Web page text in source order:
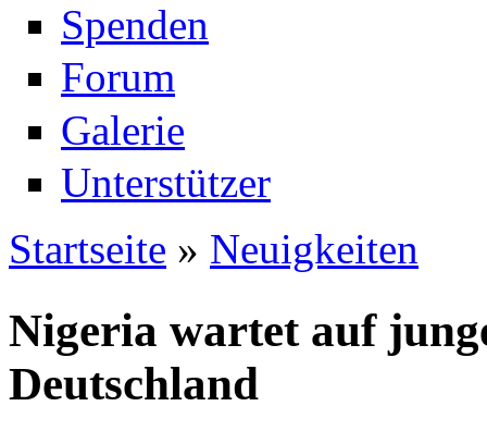
Spenden
Forum
Galerie
Unterstützer
Sie sind hier
Startseite » Neuigkeiten
Nigeria wartet auf
Deutschland